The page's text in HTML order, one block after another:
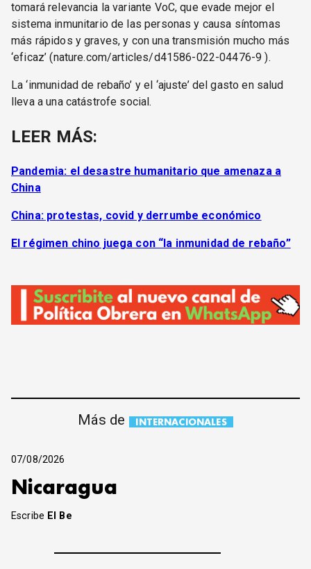
tomará relevancia la variante VoC, que evade mejor el
sistema inmunitario de las personas y causa síntomas
más rápidos y graves, y con una transmisión mucho más
‘eficaz’ (nature.com/articles/d41586-022-04476-9 ).
La ‘inmunidad de rebaño’ y el ‘ajuste’ del gasto en salud
lleva a una catástrofe social.
LEER MÁS:
Pandemia: el desastre humanitario que amenaza a
China
China: protestas, covid y derrumbe económico
El régimen chino juega con “la inmunidad de rebaño”
Más de INTERNACIONALES
07/08/2026
Nicaragua
Escribe El Be